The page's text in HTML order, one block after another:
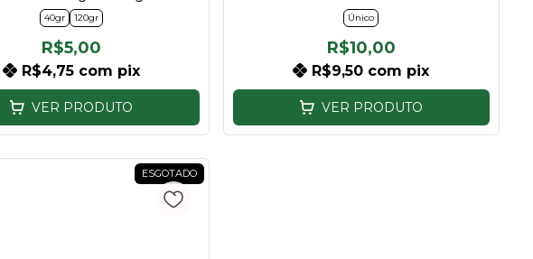
40gr 120gr
R$5,00
R$4,75 com pix
VER PRODUTO
Único
R$10,00
R$9,50 com pix
VER PRODUTO
ESGOTADO